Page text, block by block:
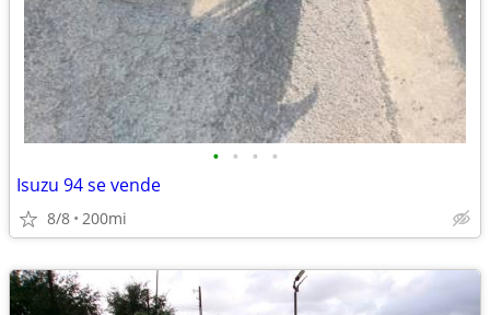
• • • •
Isuzu 94 se vende
8/8 200mi